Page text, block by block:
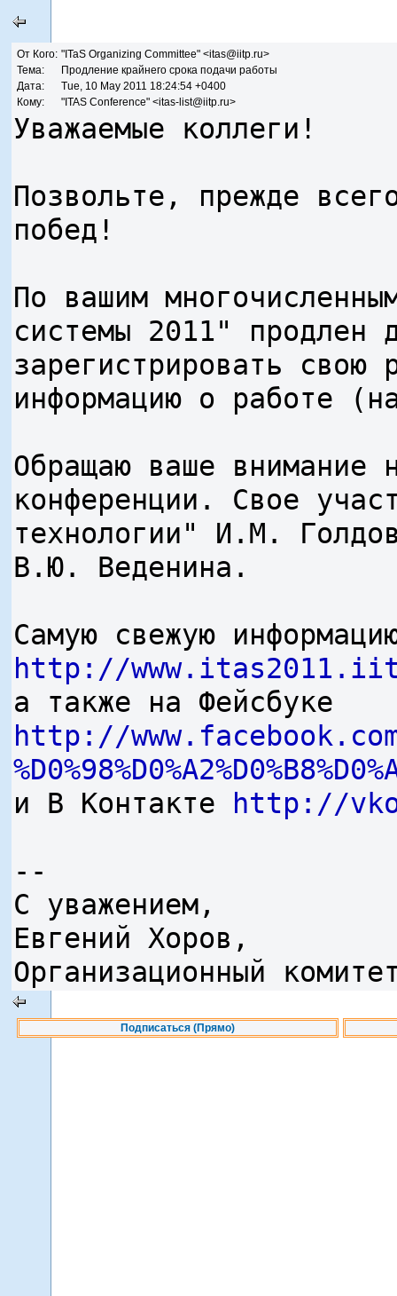
От Кого: "ITaS Organizing Committee" <itas@iitp.ru>
Тема:
Продление крайнего срока подачи работы
Дата:
Tue, 10 May 2011 18:24:54 +0400
Кому:
"ITAS Conference" <itas-list@iitp.ru>
Уважаемые коллеги!
Позвольте, прежде
побед!
По вашим
системы 2011" продлен
зарегистрировать
информацию о работе
Обращаю ваше внимание
конференции. Свое
технологии" И.М.
В.Ю. Веденина.
Самую свежую
http://
а также на Фейсбуке
http://www.facebook.com/
и В Контакте http://
--
С уважением,
Евгений Хоров,
Организационный
Подписаться (Прямо)